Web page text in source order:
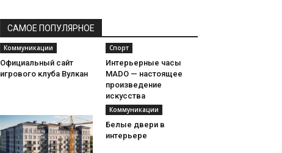
САМОЕ ПОПУЛЯРНОЕ
Коммуникации
Официальный сайт
игрового клуба Вулкан
Спорт
Интерьерные часы
MADO — настоящее
произведение
искусства
Коммуникации
Белые двери в
интерьере